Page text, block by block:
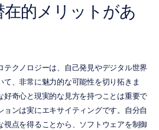
的メリットがあ
テクノロジーは、自己発見やデジタル世界
て、非常に魅力的な可能性を切り拓きま
好奇心と現実的な見方を持つことは重要で
ンは実にエキサイティングです。自分自
視点を得ることから、ソフトウェアを制御